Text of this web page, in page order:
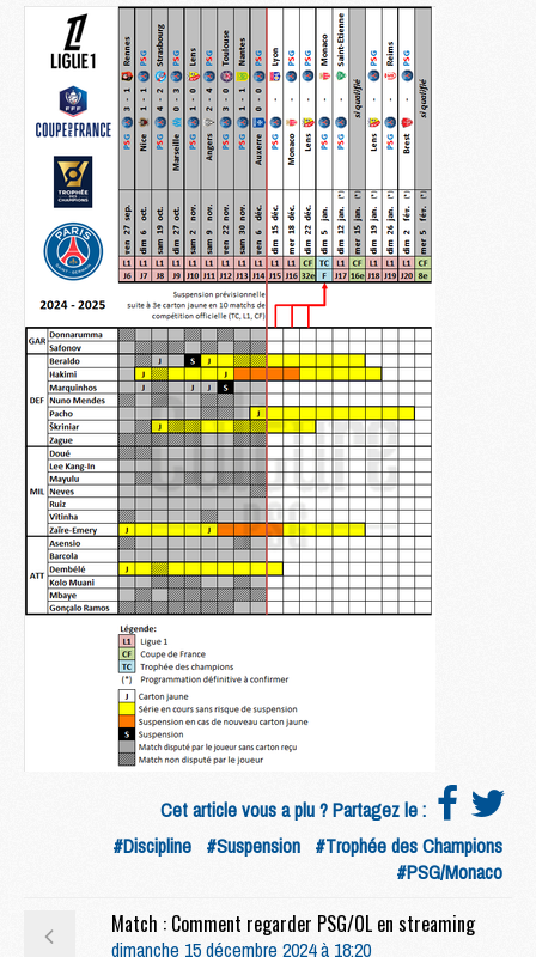
Cet article vous a plu ? Partagez le :
#Discipline #Suspension #Trophée des Champions
#PSG/Monaco
Match : Comment regarder PSG/OL en streaming
dimanche 15 décembre 2024 à 18:20